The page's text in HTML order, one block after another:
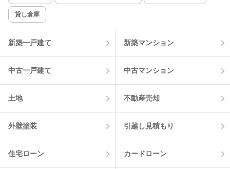
貸し倉庫
新築一戸建て 新築マンション
中古一戸建て 中古マンション
土地 不動産売却
外壁塗装 引越し見積もり
住宅ローン カードローン